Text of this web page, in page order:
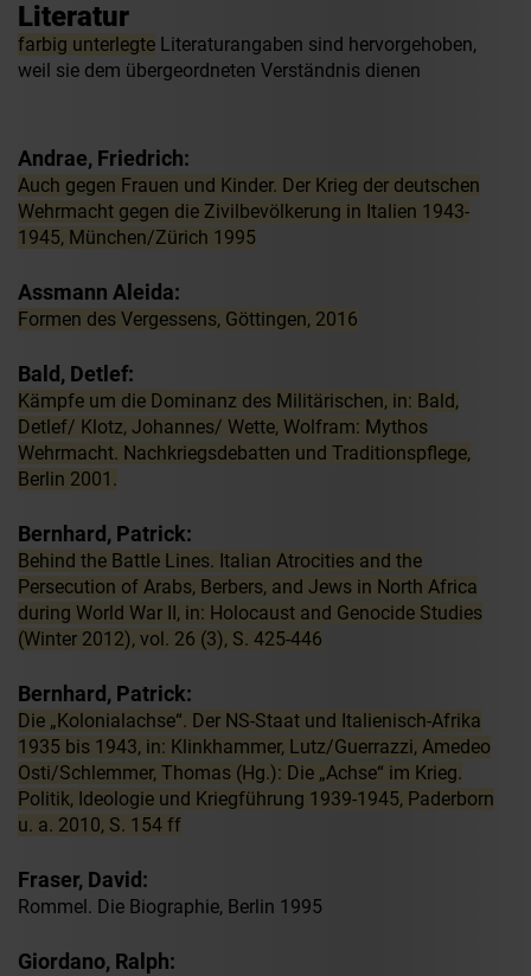
Literatur
farbig unterlegte Literaturangaben sind hervorgehoben,
weil sie dem übergeordneten Verständnis dienen
Andrae, Friedrich:
Auch gegen Frauen und Kinder. Der Krieg der deutschen
Wehrmacht gegen die Zivilbevölkerung in Italien 1943-
1945, München/Zürich 1995
Assmann Aleida:
Formen des Vergessens, Göttingen, 2016
Bald, Detlef:
Kämpfe um die Dominanz des Militärischen, in: Bald,
Detlef/ Klotz, Johannes/ Wette, Wolfram: Mythos
Wehrmacht. Nachkriegsdebatten und Traditionspflege,
Berlin 2001.
Bernhard, Patrick:
Behind the Battle Lines. Italian Atrocities and the
Persecution of Arabs, Berbers, and Jews in North Africa
during World War II, in: Holocaust and Genocide Studies
(Winter 2012), vol. 26 (3), S. 425-446
Bernhard, Patrick:
Die „Kolonialachse“. Der NS-Staat und Italienisch-Afrika
1935 bis 1943, in: Klinkhammer, Lutz/Guerrazzi, Amedeo
Osti/Schlemmer, Thomas (Hg.): Die „Achse“ im Krieg.
Politik, Ideologie und Kriegführung 1939-1945, Paderborn
u. a. 2010, S. 154 ff
Fraser, David:
Rommel. Die Biographie, Berlin 1995
Giordano, Ralph: